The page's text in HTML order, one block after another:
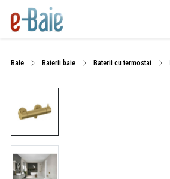
Baie Baterii baie Baterii cu termostat